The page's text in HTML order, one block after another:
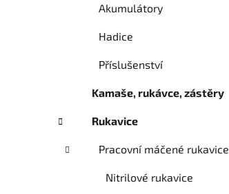
Akumulátory
Hadice
Příslušenství
Kamaše, rukávce, zástěry
Rukavice
Pracovní máčené rukavice
Nitrilové rukavice